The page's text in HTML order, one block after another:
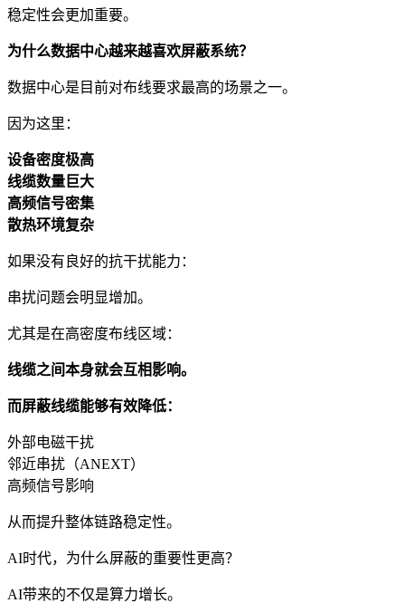
稳定性会更加重要。
为什么数据中心越来越喜欢屏蔽系统？
数据中心是目前对布线要求最高的场景之一。
因为这里：
设备密度极高
线缆数量巨大
高频信号密集
散热环境复杂
如果没有良好的抗干扰能力：
串扰问题会明显增加。
尤其是在高密度布线区域：
线缆之间本身就会互相影响。
而屏蔽线缆能够有效降低：
外部电磁干扰
邻近串扰（ANEXT）
高频信号影响
从而提升整体链路稳定性。
AI时代，为什么屏蔽的重要性更高？
AI带来的不仅是算力增长。